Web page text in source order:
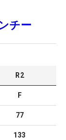
チー
R2
F
77
133